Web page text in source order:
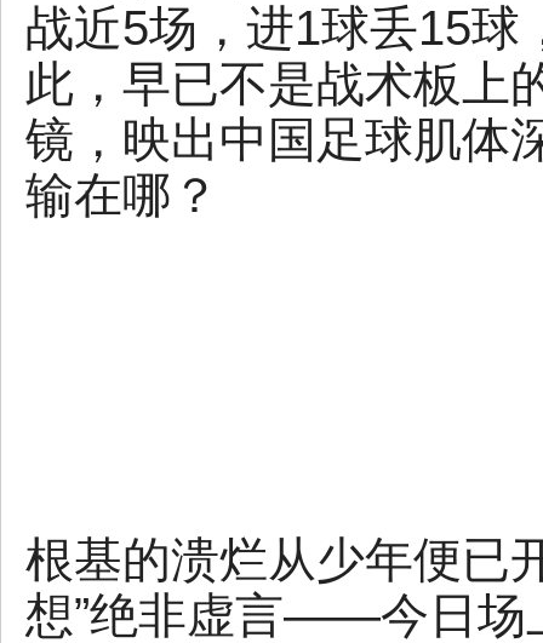
战近5场，进1球丢15球
此，早已不是战术板上
镜，映出中国足球肌体
输在哪？
根基的溃烂从少年便已
想”绝非虚言——今日场